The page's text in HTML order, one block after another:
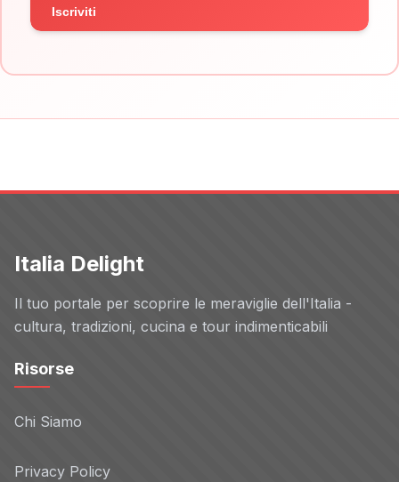
Iscriviti
Italia Delight
Il tuo portale per scoprire le meraviglie dell'Italia -
cultura, tradizioni, cucina e tour indimenticabili
Risorse
Chi Siamo
Privacy Policy